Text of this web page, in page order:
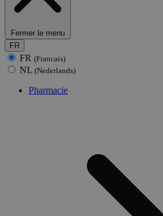
Fermer le menu
FR
FR (Francais)
NL (Nederlands)
Pharmacie